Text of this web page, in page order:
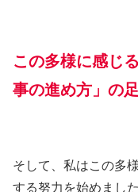
この多様に感じ
事の進め方」の
そして、私はこの多
する努力を始めました